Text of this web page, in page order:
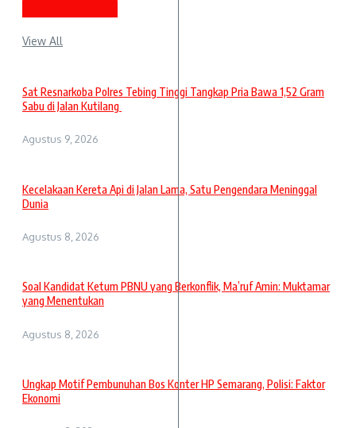
View All
Sat Resnarkoba Polres Tebing Tinggi Tangkap Pria Bawa 1,52 Gram
Sabu di Jalan Kutilang
Agustus 9, 2026
Kecelakaan Kereta Api di Jalan Lama, Satu Pengendara Meninggal
Dunia
Agustus 8, 2026
Soal Kandidat Ketum PBNU yang Berkonflik, Ma’ruf Amin: Muktamar
yang Menentukan
Agustus 8, 2026
Ungkap Motif Pembunuhan Bos Konter HP Semarang, Polisi: Faktor
Ekonomi